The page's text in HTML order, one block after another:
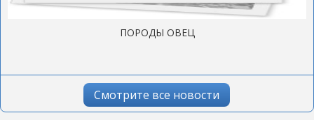
ПОРОДЫ ОВЕЦ
Смотрите все новости